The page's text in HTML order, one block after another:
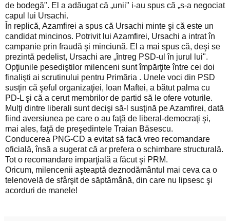
de bodegă". El a adăugat că „unii" i-au spus că „s-a negociat
capul lui Ursachi.
În replică, Azamfirei a spus că Ursachi minte şi că este un
candidat mincinos. Potrivit lui Azamfirei, Ursachi a intrat în
campanie prin fraudă şi minciună. El a mai spus că, deşi se
prezintă pedelist, Ursachi are „întreg PSD-ul în jurul lui".
Opţiunile pesediştilor milenceni sunt împărţite între cei doi
finalişti ai scrutinului pentru Primăria . Unele voci din PSD
susţin că şeful organizaţiei, Ioan Maftei, a bătut palma cu
PD-L şi că a cerut membrilor de partid să le ofere voturile.
Mulţi dintre liberali sunt decişi să-l susţină pe Azamfirei, dată
fiind aversiunea pe care o au faţă de liberal-democraţi şi,
mai ales, faţă de preşedintele Traian Băsescu.
Conducerea PNG-CD a evitat să facă vreo recomandare
oficială, însă a sugerat că ar prefera o schimbare structurală.
Tot o recomandare imparţială a făcut şi PRM.
Oricum, milencenii aşteaptă deznodământul mai ceva ca o
telenovelă de sfârşit de săptămână, din care nu lipsesc şi
acorduri de manele!